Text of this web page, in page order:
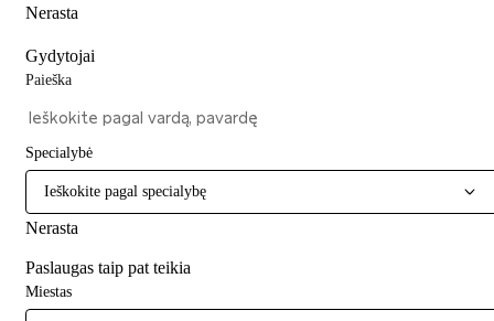
Nerasta
Gydytojai
Paieška
Specialybė
Ieškokite pagal specialybę
Nerasta
Paslaugas taip pat teikia
Miestas